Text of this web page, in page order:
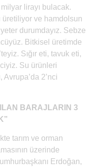
lirayı bulacak.
üretiliyor ve hamdolsun
durumdayız. Sebze
Bitkisel üretimde
Sığır eti, tavuk eti,
Su ürünleri
2’nci
BARAJLARIN 3
tarım ve orman
üzerinde
Erdoğan,